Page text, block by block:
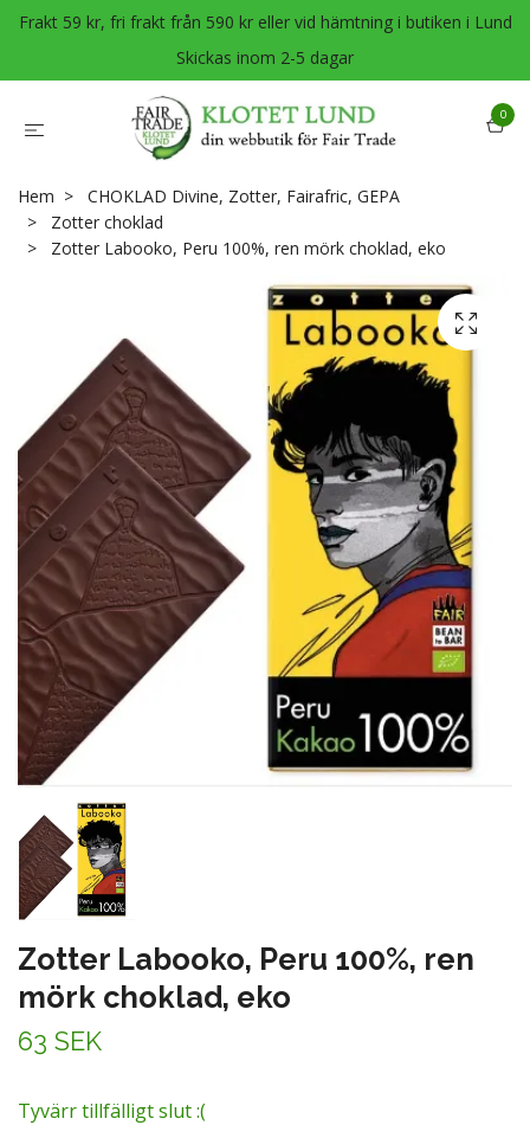
Frakt 59 kr, fri frakt från 590 kr eller vid hämtning i butiken i Lund
Skickas inom 2-5 dagar
0
Hem
CHOKLAD Divine, Zotter, Fairafric, GEPA
Zotter choklad
Zotter Labooko, Peru 100%, ren mörk choklad, eko
Zotter Labooko, Peru 100%, ren
mörk choklad, eko
63 SEK
Tyvärr tillfälligt slut :(